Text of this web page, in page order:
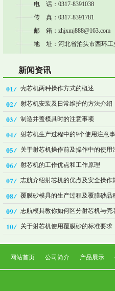
电 话：0317-8391038
传 真：0317-8391781
邮 箱：zhjxmj888@163.com
地 址：河北省泊头市西环工
新闻资讯
壳芯机两种操作方式的概述
射芯机安装及日常维护的方法介绍
制造井盖模具时的注意事项
射芯机生产过程中的9个使用注意
关于射芯机操作前及操作中的使用
射芯机的工作优点和工作原理
志航介绍射芯机的优点及安全操作
覆膜砂模具的生产过程及覆膜砂品
志航模具教你如何区分射芯机与壳
关于射芯机使用覆膜砂的标准要求
网站首页 公司简介 产品展示